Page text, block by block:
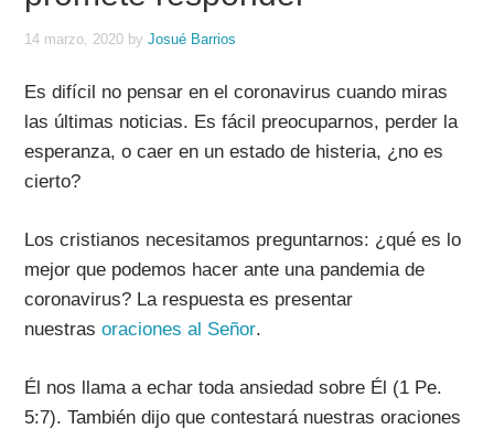
14 marzo, 2020 byJosué Barrios
Es difícil no pensar en el coronavirus cuando miras
las últimas noticias. Es fácil preocuparnos, perder la
esperanza, o caer en un estado de histeria, ¿no es
cierto?
Los cristianos necesitamos preguntarnos: ¿qué es lo
mejor que podemos hacer ante una pandemia de
coronavirus? La respuesta es presentar
nuestrasoraciones al Señor.
Él nos llama a echar toda ansiedad sobre Él (1 Pe.
5:7). También dijo que contestará nuestras oraciones